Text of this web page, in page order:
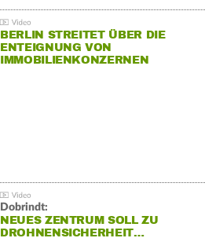
BERLIN STREITET ÜBER DIE
ENTEIGNUNG VON
IMMOBILIENKONZERNEN
Dobrindt:
NEUES ZENTRUM SOLL ZU
DROHNENSICHERHEIT…